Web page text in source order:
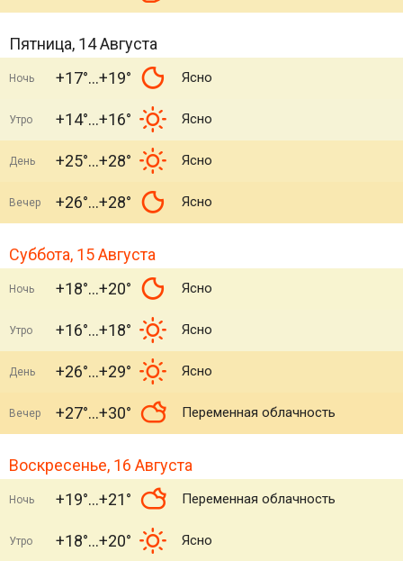
Пятница, 14 Августа
Ночь +17° +19° Ясно
Утро +14° +16° Ясно
День +25° +28° Ясно
Вечер +26° +28° Ясно
Суббота, 15 Августа
Ночь +18° +20° Ясно
Утро +16° +18° Ясно
День +26° +29° Ясно
Вечер +27° +30° Переменная облачность
Воскресенье, 16 Августа
Ночь +19° +21° Переменная облачность
Утро +18° +20° Ясно